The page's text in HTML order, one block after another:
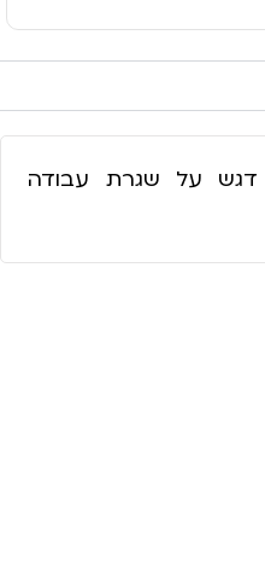
דגש על שגרת עבודה